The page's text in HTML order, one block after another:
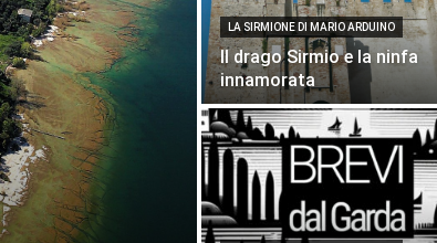
LA SIRMIONE DI MARIO ARDUINO
Il drago Sirmio e la ninfa
innamorata